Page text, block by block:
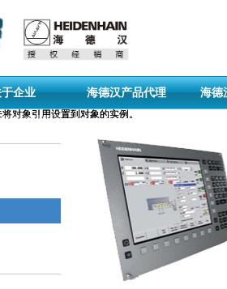
企业 海德汉产品代理 海德
对象引用设置到对象的实例。
对象引用设置到对象的实例。